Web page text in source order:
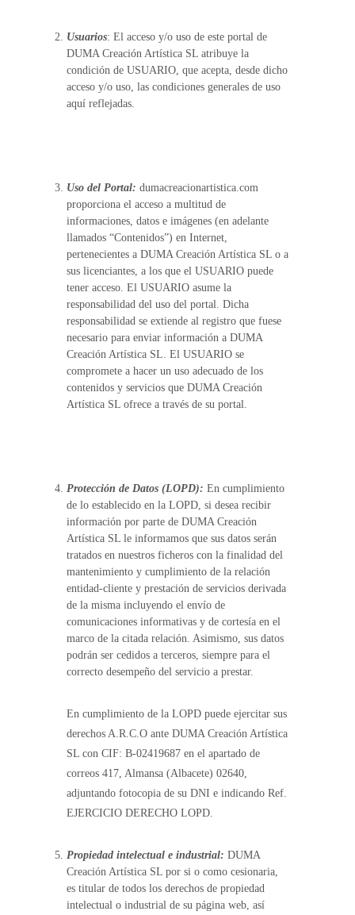
Usuarios: El acceso y/o uso de este portal de
DUMA Creación Artística SL atribuye la
condición de USUARIO, que acepta, desde dicho
acceso y/o uso, las condiciones generales de uso
aquí reflejadas.
Uso del Portal: dumacreacionartistica.com
proporciona el acceso a multitud de
informaciones, datos e imágenes (en adelante
llamados “Contenidos”) en Internet,
pertenecientes a DUMA Creación Artística SL o a
sus licenciantes, a los que el USUARIO puede
tener acceso. El USUARIO asume la
responsabilidad del uso del portal. Dicha
responsabilidad se extiende al registro que fuese
necesario para enviar información a DUMA
Creación Artística SL. El USUARIO se
compromete a hacer un uso adecuado de los
contenidos y servicios que DUMA Creación
Artística SL ofrece a través de su portal.
Protección de Datos (LOPD): En cumplimiento
de lo establecido en la LOPD, si desea recibir
información por parte de DUMA Creación
Artística SL le informamos que sus datos serán
tratados en nuestros ficheros con la finalidad del
mantenimiento y cumplimiento de la relación
entidad-cliente y prestación de servicios derivada
de la misma incluyendo el envío de
comunicaciones informativas y de cortesía en el
marco de la citada relación. Asimismo, sus datos
podrán ser cedidos a terceros, siempre para el
correcto desempeño del servicio a prestar.
En cumplimiento de la LOPD puede ejercitar sus
derechos A.R.C.O ante DUMA Creación Artística
SL con CIF: B-02419687 en el apartado de
correos 417, Almansa (Albacete) 02640,
adjuntando fotocopia de su DNI e indicando Ref.
EJERCICIO DERECHO LOPD.
Propiedad intelectual e industrial: DUMA
Creación Artística SL por si o como cesionaria,
es titular de todos los derechos de propiedad
intelectual o industrial de su página web, así